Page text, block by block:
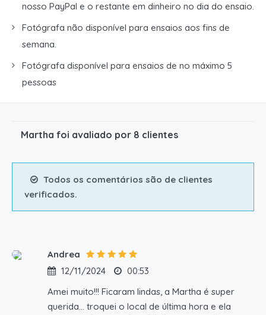
nosso PayPal e o restante em dinheiro no dia do ensaio.
Fotógrafa não disponível para ensaios aos fins de
semana.
Fotógrafa disponível para ensaios de no máximo 5
pessoas
Martha foi avaliado por 8 clientes
Todos os comentários são de clientes
verificados.
Andrea
12/11/2024
00:53
Amei muito!!! Ficaram lindas, a Martha é super
querida… troquei o local de última hora e ela